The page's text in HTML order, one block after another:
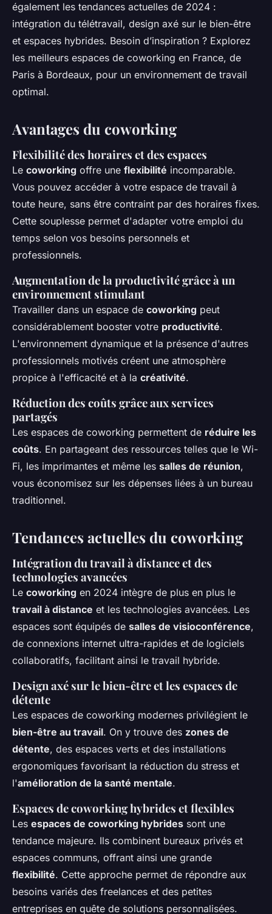
également les tendances actuelles de 2024 :
intégration du télétravail, design axé sur le bien-être
et espaces hybrides. Besoin d’inspiration ? Explorez
les meilleurs espaces de coworking en France, de
Paris à Bordeaux, pour un environnement de travail
optimal.
Avantages du coworking
Flexibilité des horaires et des espaces
Le coworking offre une flexibilité incomparable.
Vous pouvez accéder à votre espace de travail à
toute heure, sans être contraint par des horaires fixes.
Cette souplesse permet d'adapter votre emploi du
temps selon vos besoins personnels et
professionnels.
Augmentation de la productivité grâce à un
environnement stimulant
Travailler dans un espace de coworking peut
considérablement booster votre productivité.
L'environnement dynamique et la présence d'autres
professionnels motivés créent une atmosphère
propice à l'efficacité et à la créativité.
Réduction des coûts grâce aux services
partagés
Les espaces de coworking permettent de réduire les
coûts. En partageant des ressources telles que le Wi-
Fi, les imprimantes et même les salles de réunion,
vous économisez sur les dépenses liées à un bureau
traditionnel.
Tendances actuelles du coworking
Intégration du travail à distance et des
technologies avancées
Le coworking en 2024 intègre de plus en plus le
travail à distance et les technologies avancées. Les
espaces sont équipés de salles de visioconférence,
de connexions internet ultra-rapides et de logiciels
collaboratifs, facilitant ainsi le travail hybride.
Design axé sur le bien-être et les espaces de
détente
Les espaces de coworking modernes privilégient le
bien-être au travail. On y trouve des zones de
détente, des espaces verts et des installations
ergonomiques favorisant la réduction du stress et
l'amélioration de la santé mentale.
Espaces de coworking hybrides et flexibles
Les espaces de coworking hybrides sont une
tendance majeure. Ils combinent bureaux privés et
espaces communs, offrant ainsi une grande
flexibilité. Cette approche permet de répondre aux
besoins variés des freelances et des petites
entreprises en quête de solutions personnalisées.